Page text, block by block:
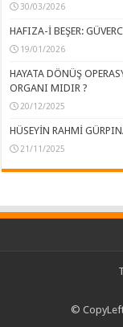
30/03/2026
HAFIZA-İ BEŞER:
19/01/2026
HAYATA DÖNÜŞ
ORGANI MIDIR ?
20/12/2025
HÜSEYİN RAHMİ
21/11/2025
© CopyLeft